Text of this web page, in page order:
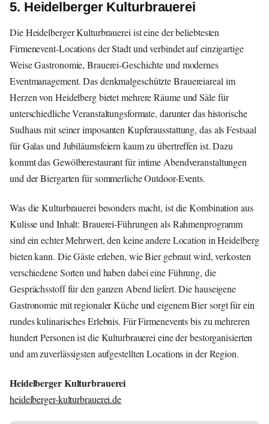
5. Heidelberger Kulturbrauerei
Die Heidelberger Kulturbrauerei ist eine der beliebtesten
Firmenevent-Locations der Stadt und verbindet auf einzigartige
Weise Gastronomie, Brauerei-Geschichte und modernes
Eventmanagement. Das denkmalgeschützte Brauereiareal im
Herzen von Heidelberg bietet mehrere Räume und Säle für
unterschiedliche Veranstaltungsformate, darunter das historische
Sudhaus mit seiner imposanten Kupferausstattung, das als Festsaal
für Galas und Jubiläumsfeiern kaum zu übertreffen ist. Dazu
kommt das Gewölberestaurant für intime Abendveranstaltungen
und der Biergarten für sommerliche Outdoor-Events.
Was die Kulturbrauerei besonders macht, ist die Kombination aus
Kulisse und Inhalt: Brauerei-Führungen als Rahmenprogramm
sind ein echter Mehrwert, den keine andere Location in Heidelberg
bieten kann. Die Gäste erleben, wie Bier gebraut wird, verkosten
verschiedene Sorten und haben dabei eine Führung, die
Gesprächsstoff für den ganzen Abend liefert. Die hauseigene
Gastronomie mit regionaler Küche und eigenem Bier sorgt für ein
rundes kulinarisches Erlebnis. Für Firmenevents bis zu mehreren
hundert Personen ist die Kulturbrauerei eine der bestorganisierten
und am zuverlässigsten aufgestellten Locations in der Region.
Heidelberger Kulturbrauerei
heidelberger-kulturbrauerei.de